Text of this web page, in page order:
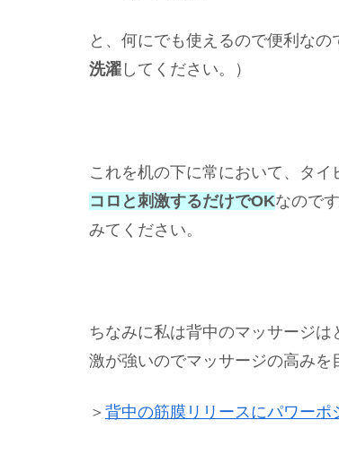
と、何にでも使えるので便利な
洗濯 してください。）
これを机の下に常において、タ
コロと刺激するだけでOKなので
みてください。
ちなみに私は背中のマッサージ
激が強いのでマッサージの高みを
＞ 背中の筋膜リリースにパワーポ